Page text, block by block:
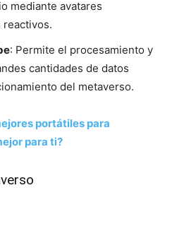
mediante avatares
: Permite el procesamiento y
cantidades de datos
del metaverso.
portátiles para
para ti?